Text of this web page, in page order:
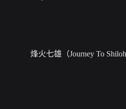
烽火七雄（Journey To Shiloh